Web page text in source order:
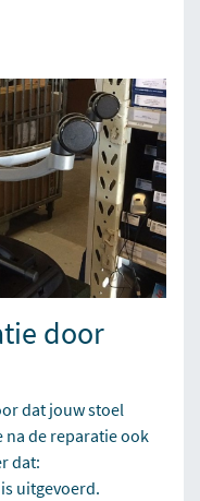
door
dat jouw stoel
na de reparatie ook
dat:
uitgevoerd.